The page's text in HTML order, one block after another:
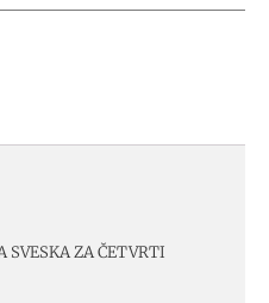
SVESKA ZA ČETVRTI